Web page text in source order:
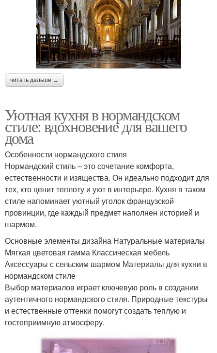
читать дальше →
Уютная кухня в нормандском
стиле: вдохновение для вашего
дома
Особенности нормандского стиля
Нормандский стиль – это сочетание комфорта,
естественности и изящества. Он идеально подходит для
тех, кто ценит теплоту и уют в интерьере. Кухня в таком
стиле напоминает уютный уголок французской
провинции, где каждый предмет наполнен историей и
шармом.
Основные элементы дизайна Натуральные материалы
Мягкая цветовая гамма Классическая мебель
Аксессуары с сельским шармом Материалы для кухни в
нормандском стиле
Выбор материалов играет ключевую роль в создании
аутентичного нормандского стиля. Природные текстуры
и естественные оттенки помогут создать теплую и
гостеприимную атмосферу.